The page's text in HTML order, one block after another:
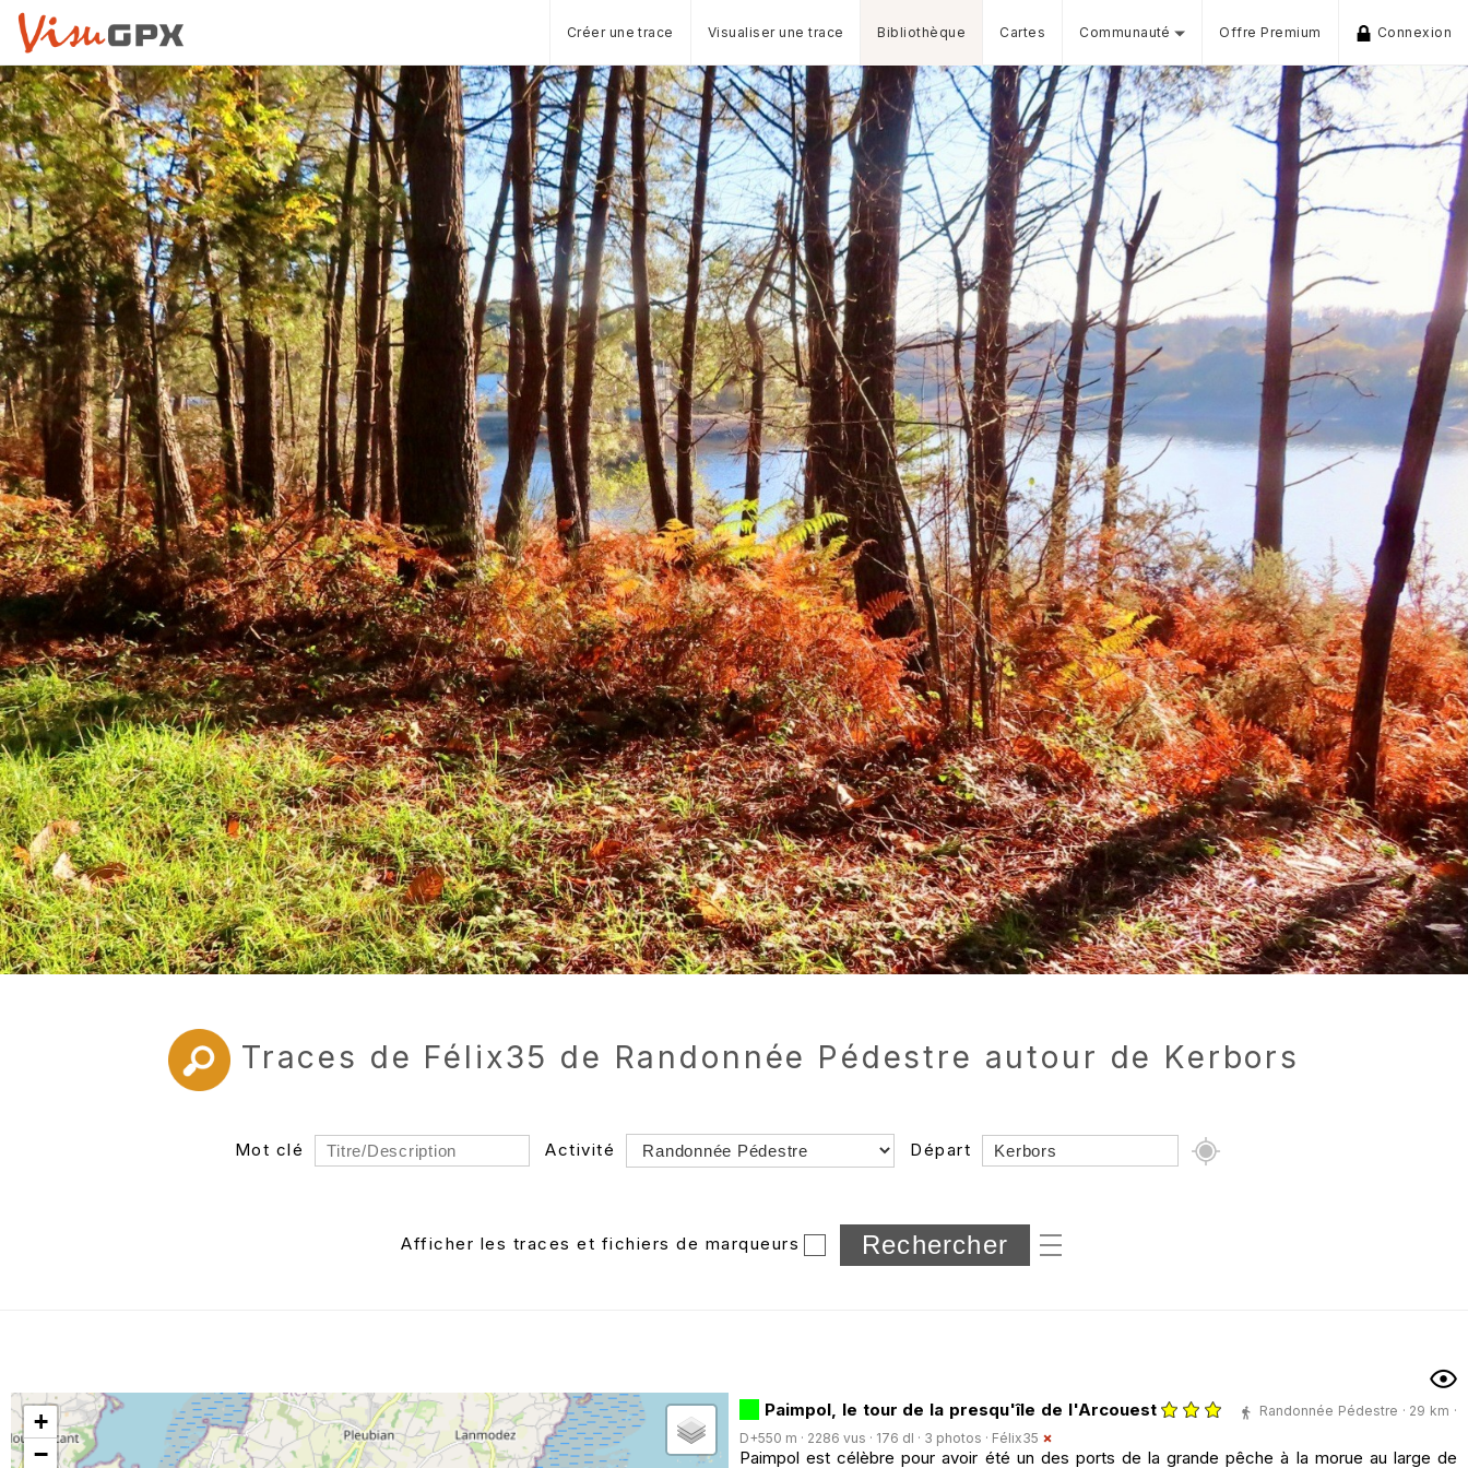
Créer une trace Visualiser une trace Bibliothèque Cartes Communauté Offre Premium Connexion
Traces de Félix35 de Randonnée Pédestre autour de Kerbors
Mot clé Activité Départ
Auteur
Dossier et sous-dossiers
Afficher les traces et fichiers de marqueurs
+
−
Paimpol, le tour de la presqu'île de l'Arcouest
Randonnée Pédestre · 29 km ·
D+550 m · 2286 vus · 176 dl · 3 photos · Félix35
Paimpol est célèbre pour avoir été un des ports de la grande pêche à la morue au large de